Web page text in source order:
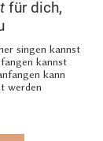
für dich,
singen kannst
kannst
kann
werden